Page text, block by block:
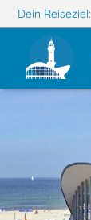
Dein Reiseziel: